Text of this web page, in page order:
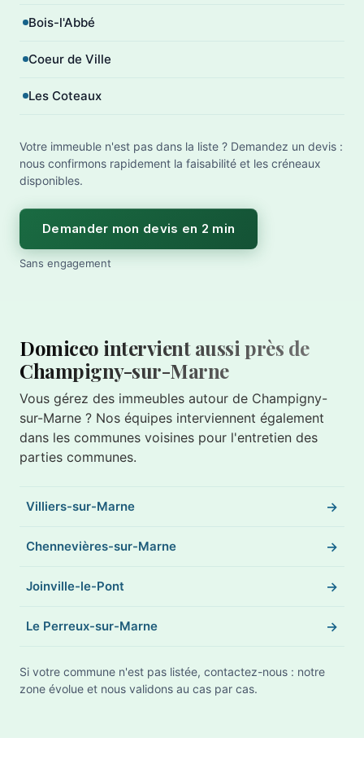
Bois-l'Abbé
Coeur de Ville
Les Coteaux
Votre immeuble n'est pas dans la liste ? Demandez un devis :
nous confirmons rapidement la faisabilité et les créneaux
disponibles.
Demander mon devis en 2 min
Sans engagement
Domiceo intervient aussi près de
Champigny-sur-Marne
Vous gérez des immeubles autour de Champigny-
sur-Marne ? Nos équipes interviennent également
dans les communes voisines pour l'entretien des
parties communes.
Villiers-sur-Marne
Chennevières-sur-Marne
Joinville-le-Pont
Le Perreux-sur-Marne
Si votre commune n'est pas listée, contactez-nous : notre
zone évolue et nous validons au cas par cas.